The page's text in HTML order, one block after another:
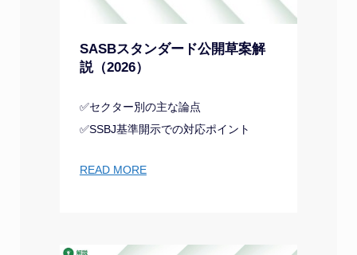
SASBスタンダード公開草案解
説（2026）
✅セクター別の主な論点
✅SSBJ基準開示での対応ポイント
READ MORE